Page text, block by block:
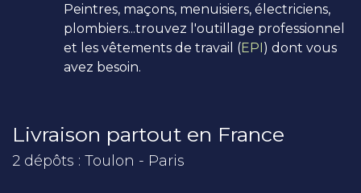
Peintres, maçons, menuisiers, électriciens,
plombiers...trouvez l'outillage professionnel
et les vêtements de travail (EPI) dont vous
avez besoin.
Livraison partout en France
2 dépôts : Toulon - Paris